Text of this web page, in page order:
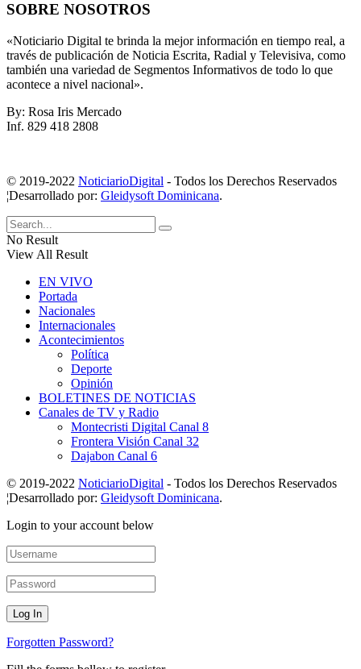
SOBRE NOSOTROS
«Noticiario Digital te brinda la mejor información en tiempo real, a
través de publicación de Noticia Escrita, Radial y Televisiva, como
también una variedad de Segmentos Informativos de todo lo que
acontece a nivel nacional».
By: Rosa Iris Mercado
Inf. 829 418 2808
© 2019-2022 NoticiarioDigital - Todos los Derechos Reservados
¦Desarrollado por: Gleidysoft Dominicana.
No Result
View All Result
EN VIVO
Portada
Nacionales
Internacionales
Acontecimientos
Política
Deporte
Opinión
BOLETINES DE NOTICIAS
Canales de TV y Radio
Montecristi Digital Canal 8
Frontera Visión Canal 32
Dajabon Canal 6
© 2019-2022 NoticiarioDigital - Todos los Derechos Reservados
¦Desarrollado por: Gleidysoft Dominicana.
Login to your account below
Forgotten Password?